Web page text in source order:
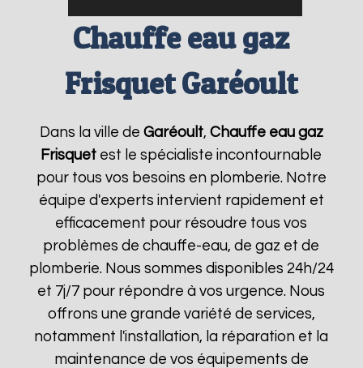
Chauffe eau gaz
Frisquet Garéoult
Dans la ville de Garéoult, Chauffe eau gaz
Frisquet est le spécialiste incontournable
pour tous vos besoins en plomberie. Notre
équipe d'experts intervient rapidement et
efficacement pour résoudre tous vos
problèmes de chauffe-eau, de gaz et de
plomberie. Nous sommes disponibles 24h/24
et 7j/7 pour répondre à vos urgence. Nous
offrons une grande variété de services,
notamment l'installation, la réparation et la
maintenance de vos équipements de